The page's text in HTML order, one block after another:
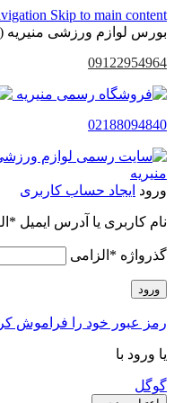
Skip to main content
بورس لوازم ورزشی منیریه
09122954964
02188094840
ورود ایجاد حساب کاربری
نام کاربری یا آدرس ایمیل *
گذرواژه * الزامی
ورود
رمز عبور خود را فراموش
یا ورود با
گوگل